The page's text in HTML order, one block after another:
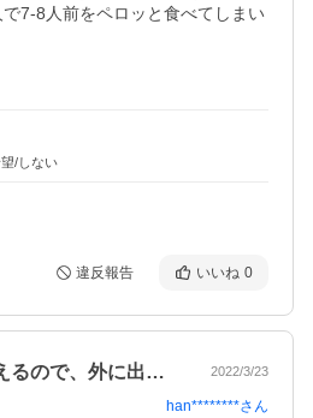
7-8人前をペロッと食べてしまい
/しない
違反報告 いいね 0
安くて、ネットで買えるので、外に出なく… 2022/3/23
han********さん